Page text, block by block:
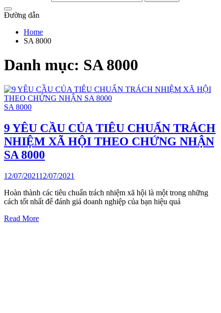
Đường dẫn
Home
SA 8000
Danh mục: SA 8000
SA 8000
9 YÊU CẦU CỦA TIÊU CHUẨN TRÁCH
NHIỆM XÃ HỘI THEO CHỨNG NHẬN
SA 8000
12/07/202112/07/2021
Hoàn thành các tiêu chuẩn trách nhiệm xã hội là một trong những
cách tốt nhất để đánh giá doanh nghiệp của bạn hiệu quả
Read More